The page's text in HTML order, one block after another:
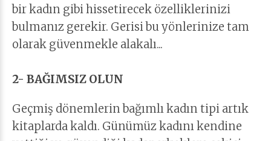
bir kadın gibi hissetirecek özelliklerinizi
bulmanız gerekir. Gerisi bu yönlerinize tam
olarak güvenmekle alakalı...
2- BAĞIMSIZ OLUN
Geçmiş dönemlerin bağımlı kadın tipi artık
kitaplarda kaldı. Günümüz kadını kendine